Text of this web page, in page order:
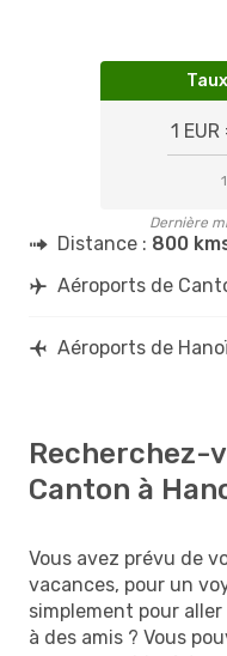
1
Dernière
Distance : 800
Aéroports de
Aéroports de
Recherchez-
Canton à
Vous avez prévu de
vacances, pour un
simplement pour
à des amis ? Vous